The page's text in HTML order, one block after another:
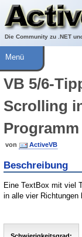
Die Community zu .NET
Über ActiveVB
Hilfe
Menü
VB 5/6-
Scrolling
von ActiveVB
Beschreibung
Eine TextBox mit viel
in alle vier Richtungen